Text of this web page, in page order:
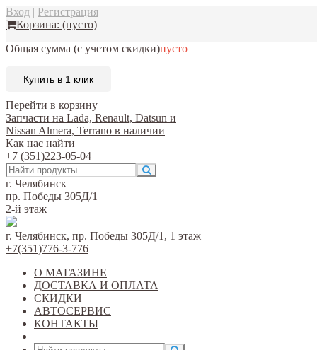
Вход | Регистрация
Корзина: (пусто)
Общая сумма (с учетом скидки)пусто
Купить в 1 клик
Перейти в корзину
Запчасти на Lada, Renault, Datsun и
Nissan Almera, Terrano в наличии
Как нас найти
+7 (351)223-05-04
г. Челябинск
пр. Победы 305Д/1
2-й этаж
г. Челябинск, пр. Победы 305Д/1, 1 этаж
+7(351)776-3-776
О МАГАЗИНЕ
ДОСТАВКА И ОПЛАТА
СКИДКИ
АВТОСЕРВИС
КОНТАКТЫ